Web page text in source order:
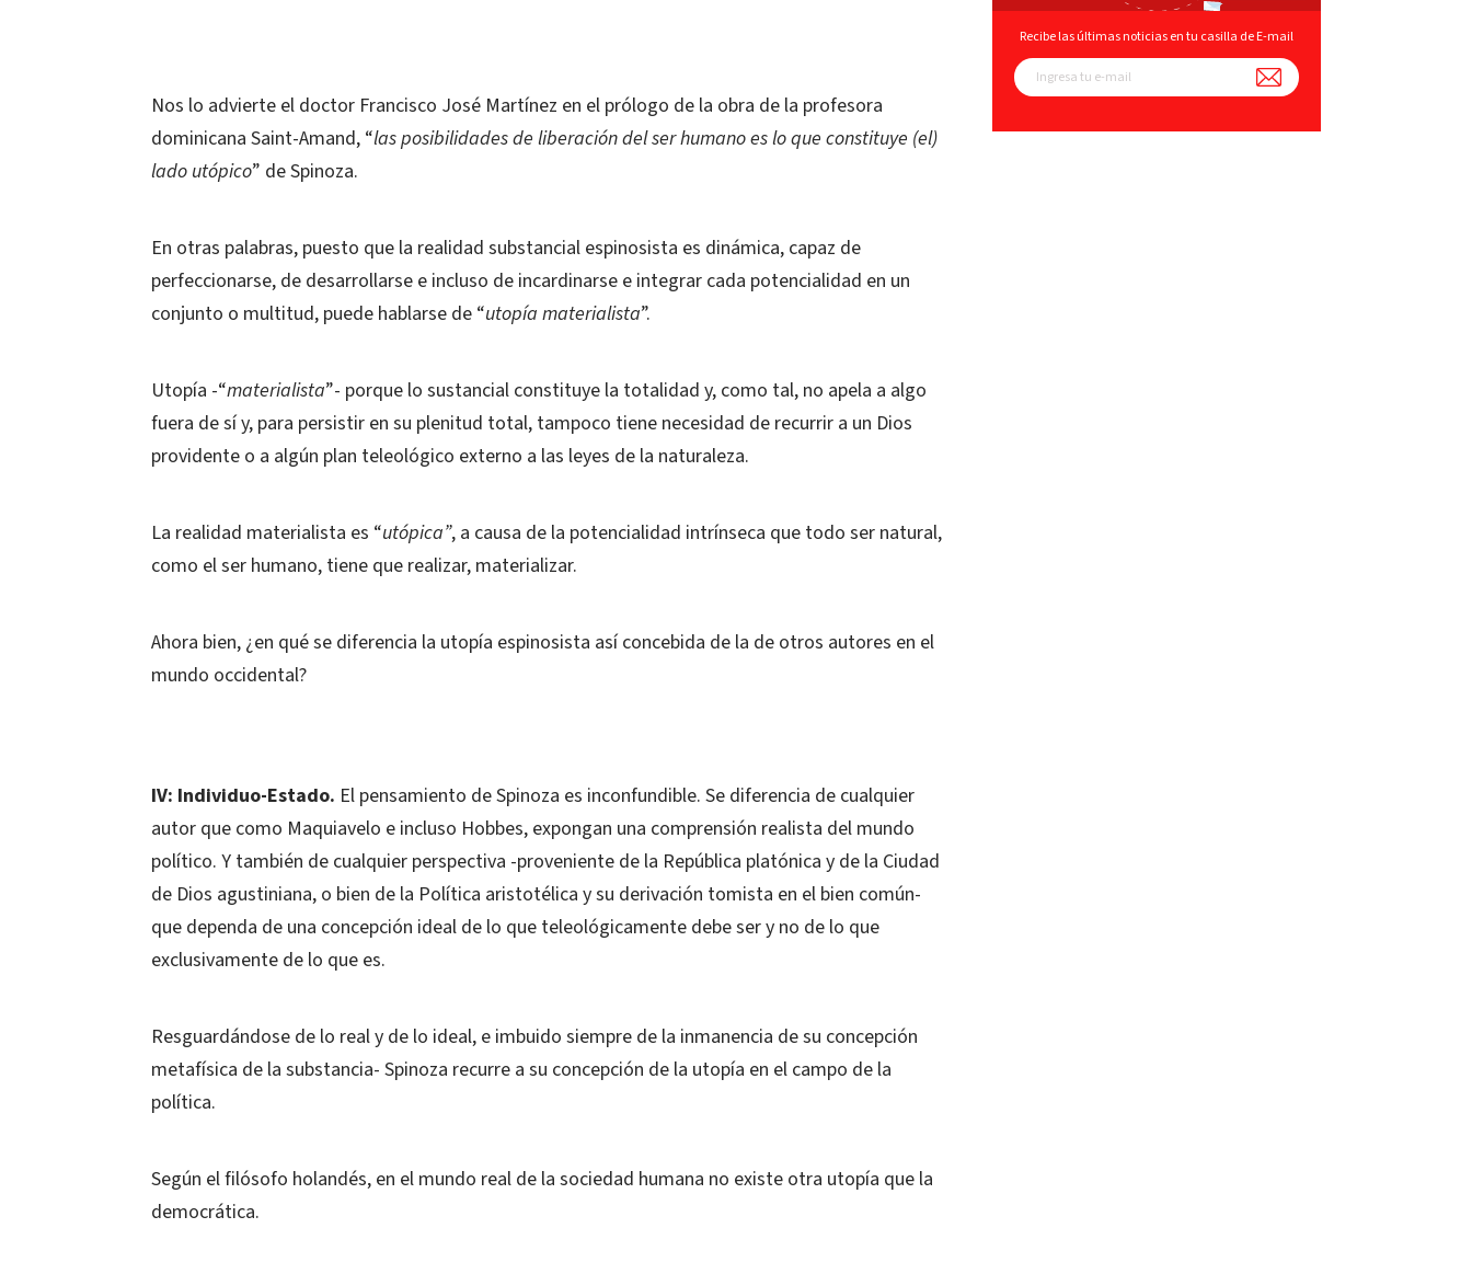
Nos lo advierte el doctor Francisco José Martínez en el prólogo de la obra de la profesora
dominicana Saint-Amand, “las posibilidades de liberación del ser humano es lo que constituye (el)
lado utópico” de Spinoza.
En otras palabras, puesto que la realidad substancial espinosista es dinámica, capaz de
perfeccionarse, de desarrollarse e incluso de incardinarse e integrar cada potencialidad en un
conjunto o multitud, puede hablarse de “utopía materialista”.
Utopía -“materialista”- porque lo sustancial constituye la totalidad y, como tal, no apela a algo
fuera de sí y, para persistir en su plenitud total, tampoco tiene necesidad de recurrir a un Dios
providente o a algún plan teleológico externo a las leyes de la naturaleza.
La realidad materialista es “utópica”, a causa de la potencialidad intrínseca que todo ser natural,
como el ser humano, tiene que realizar, materializar.
Ahora bien, ¿en qué se diferencia la utopía espinosista así concebida de la de otros autores en el
mundo occidental?
IV: Individuo-Estado. El pensamiento de Spinoza es inconfundible. Se diferencia de cualquier
autor que como Maquiavelo e incluso Hobbes, expongan una comprensión realista del mundo
político. Y también de cualquier perspectiva -proveniente de la República platónica y de la Ciudad
de Dios agustiniana, o bien de la Política aristotélica y su derivación tomista en el bien común-
que dependa de una concepción ideal de lo que teleológicamente debe ser y no de lo que
exclusivamente de lo que es.
Resguardándose de lo real y de lo ideal, e imbuido siempre de la inmanencia de su concepción
metafísica de la substancia- Spinoza recurre a su concepción de la utopía en el campo de la
política.
Según el filósofo holandés, en el mundo real de la sociedad humana no existe otra utopía que la
democrática.
Recibe las últimas noticias en tu casilla de E-mail